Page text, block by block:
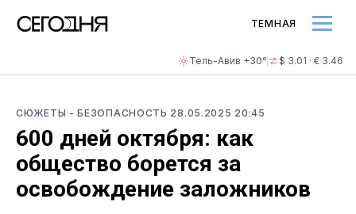
Тель-Авив +30° $ 3.01 · € 3.46
ТЕМНАЯ
СЮЖЕТЫ - БЕЗОПАСНОСТЬ 28.05.2025 20:45
600 дней октября: как
общество борется за
освобождение заложников